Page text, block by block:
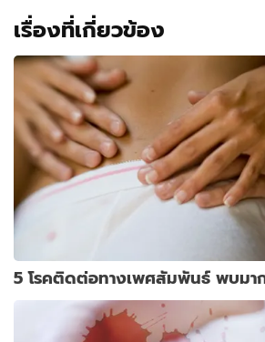
เรื่องที่เกี่ยวข้อง
5 โรคติดต่อทางเพศสัมพันธ์ พบมา